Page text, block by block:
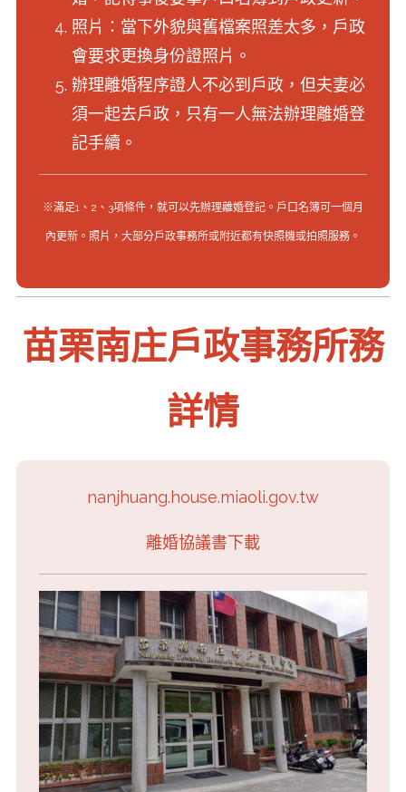
照片：當下外貌與舊檔案照差太多，戶政
會要求更換身份證照片。
辦理離婚程序證人不必到戶政，但夫妻必
須一起去戶政，只有一人無法辦理離婚登
記手續。
※滿足1、2、3項條件，就可以先辦理離婚登記。戶口名簿可一個月
內更新。照片，大部分戶政事務所或附近都有快照機或拍照服務。
苗栗南庄戶政事務所務
詳情
nanjhuang.house.miaoli.gov.tw
離婚協議書下載